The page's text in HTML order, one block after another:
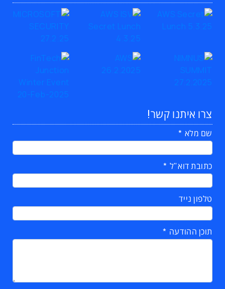
צרו איתנו קשר!
שם מלא
כתובת דוא"ל
טלפון נייד
תוכן ההודעה